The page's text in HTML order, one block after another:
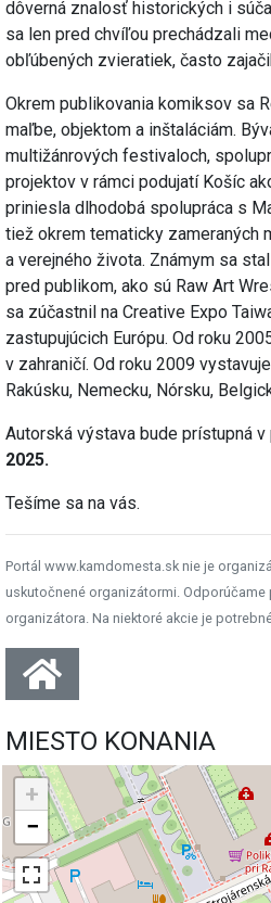
dôverná znalosť historických i
sa len pred chvíľou prechádzali
obľúbených zvieratiek, často
Okrem publikovania komiksov sa
maľbe, objektom a inštaláciám.
multižánrových festivaloch,
projektov v rámci podujatí Košíc
priniesla dlhodobá spolupráca s
tiež okrem tematicky
a verejného života. Známym sa
pred publikom, ako sú Raw Art
sa zúčastnil na Creative Expo
zastupujúcich Európu. Od roku
v zahraničí. Od roku 2009
Rakúsku, Nemecku, Nórsku,
Autorská výstava bude prístupná
2025.
Tešíme sa na vás.
Portál www.kamdomesta.sk nie je
uskutočnené organizátormi.
organizátora. Na niektoré akcie je
MIESTO KONANIA
+
−